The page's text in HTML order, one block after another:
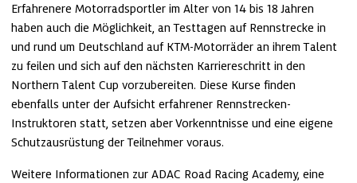
Erfahrenere Motorradsportler im Alter von 14 bis 18 Jahren
haben auch die Möglichkeit, an Testtagen auf Rennstrecke in
und rund um Deutschland auf KTM-Motorräder an ihrem Talent
zu feilen und sich auf den nächsten Karriereschritt in den
Northern Talent Cup vorzubereiten. Diese Kurse finden
ebenfalls unter der Aufsicht erfahrener Rennstrecken-
Instruktoren statt, setzen aber Vorkenntnisse und eine eigene
Schutzausrüstung der Teilnehmer voraus.
Weitere Informationen zur ADAC Road Racing Academy, eine